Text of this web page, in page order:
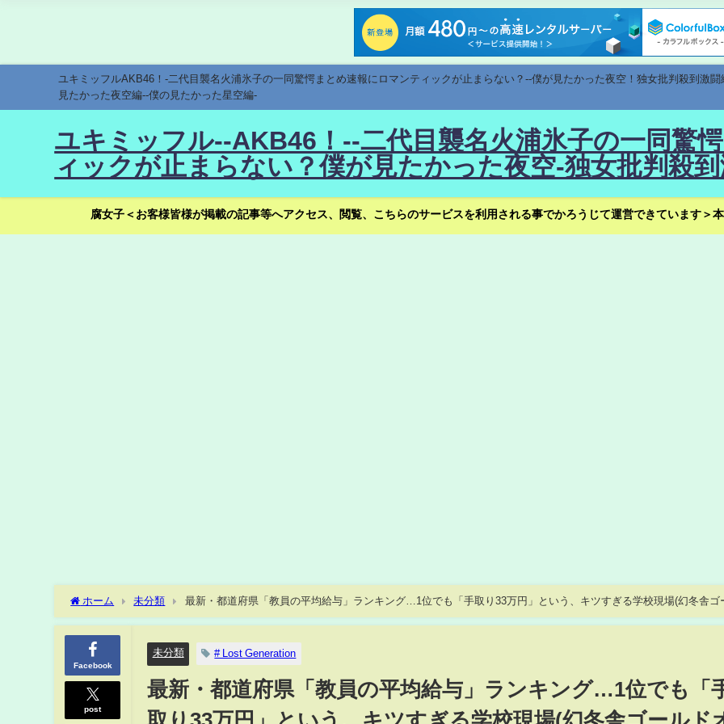
ユキミッフルAKB46！-二代目襲名火浦氷子の一同驚愕まとめ速報にロマンティックが止まらない？--僕が見たかった夜空！独女批判殺到激
見たかった夜空編--僕の見たかった星空編-
ユキミッフル--AKB46！--二代目襲名火浦氷子の一同驚
ィックが止まらない？僕が見たかった夜空-独女批判殺
腐女子＜お客様皆様が掲載の記事等へアクセス、閲覧、こちらのサービスを利用される事でかろうじて運営できています＞
ホーム 未分類
最新・都道府県「教員の平均給与」ランキング…1位でも「手取り33万円」という、キツすぎる学校現場(幻冬舎ゴ
ドオンライン)
Facebook
post
未分類 # Lost Generation
最新・都道府県「教員の平均給与」ランキング…1位でも「
取り33万円」という、キツすぎる学校現場(幻冬舎ゴールド